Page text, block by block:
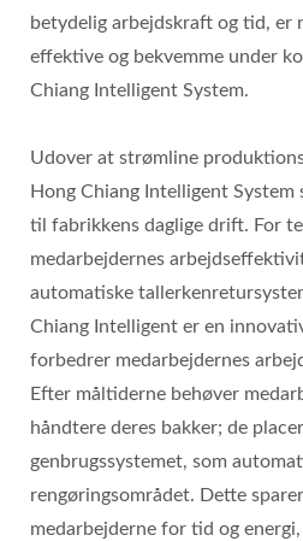
betydelig arbejdskraft og tid, er
effektive og bekvemme under
Chiang Intelligent System.
Udover at strømline
Hong Chiang Intelligent
til fabrikkens daglige drift. For
medarbejdernes
automatiske
Chiang Intelligent er en
forbedrer medarbejdernes
Efter måltiderne behøver
håndtere deres bakker; de
genbrugssystemet, som
rengøringsområdet. Dette
medarbejderne for tid og